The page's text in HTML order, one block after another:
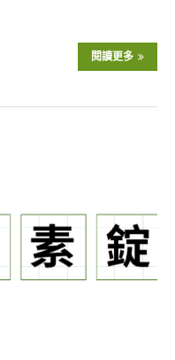
閱讀更多